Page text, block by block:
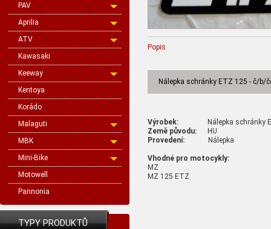
PAV
Aprilia
ATV
Kawasaki
Keeway
Kentoya
Korádo
Malaguti
MBK
Mini-Bike
Motowell
Pannonia
TYPY PRODUKTŮ
Popis
Nálepka schránky ETZ 125 - č/b/
Výrobek: Nálepka schránky
Země původu: HU
Provedení: Nálepka
Vhodné pro motocykly:
MZ
MZ 125 ETZ